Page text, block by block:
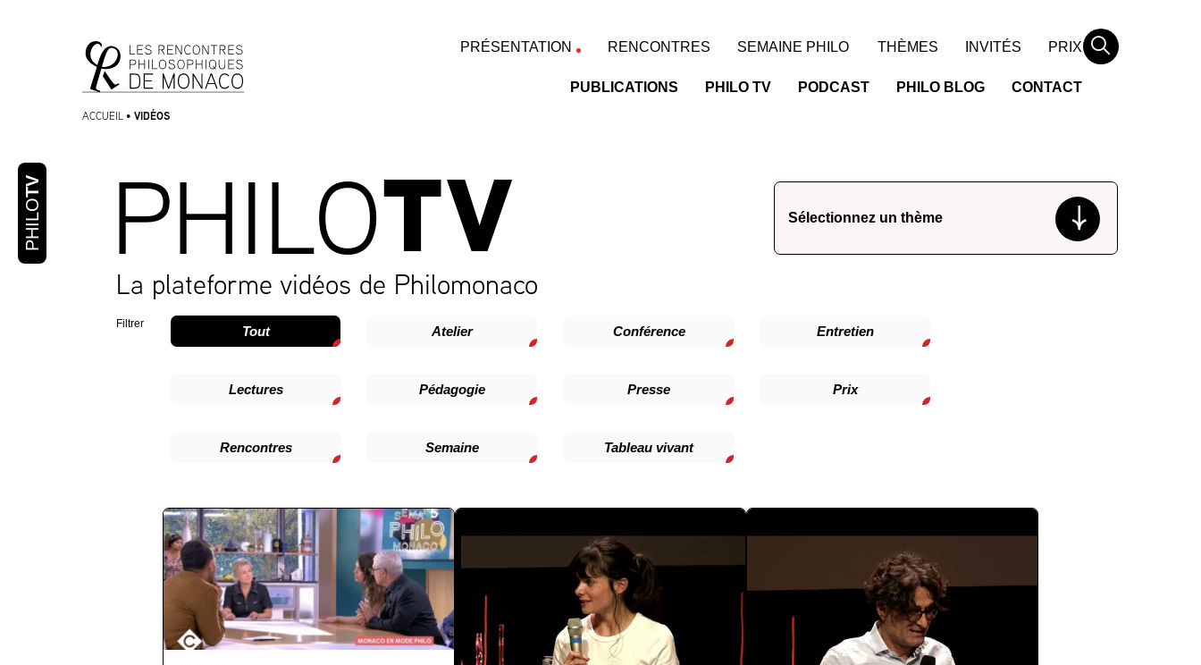
contenu
PRÉSENTATION RENCONTRES SEMAINE PHILO THÈMES INVITÉS PRIX
PUBLICATIONS PHILO TV PODCAST PHILO BLOG CONTACT
Rechercher
ACCUEIL • VIDÉOS
PHILOTV
La plateforme vidéos de Philomonaco
Filtrer Tout Atelier Conférence Entretien
Lectures Pédagogie Presse Prix
Rencontres Semaine Tableau vivant
PHILO
TV